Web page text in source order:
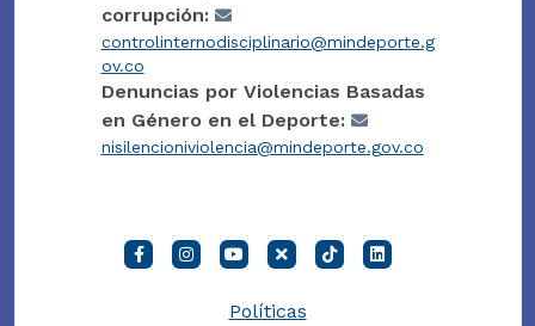
corrupción:
controlinternodisciplinario@mindeporte.g
ov.co
Denuncias por Violencias Basadas
en Género en el Deporte:
nisilencioniviolencia@mindeporte.gov.co
Políticas